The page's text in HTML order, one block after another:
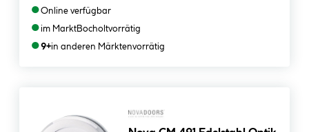
●Online verfügbar
●im MarktBocholtvorrätig
●9+in anderen Märktenvorrätig